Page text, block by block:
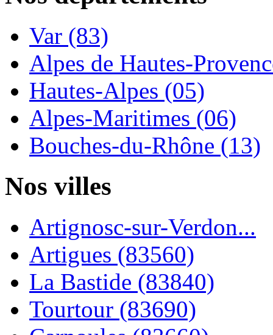
Var (83)
Alpes de Hautes-
Hautes-Alpes (05)
Alpes-Maritimes (06)
Bouches-du-Rhône (13)
Nos villes
Artignosc-sur-Verdon...
Artigues (83560)
La Bastide (83840)
Tourtour (83690)